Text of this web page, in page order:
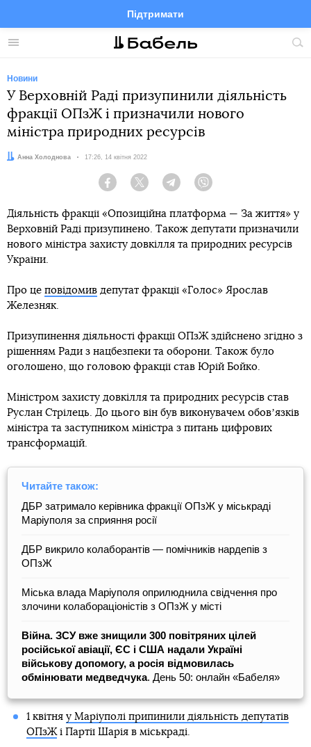
Меню
Підтримати
FacebookTelegramTwitter
Новини
У Верховній Раді призупинили діяльність
фракції ОПзЖ і призначили нового
міністра природних ресурсів
Автор:
Анна Холоднова Дата:
17:26, 14 квітня 2022
Facebook Twitter Telegram
Діяльність фракції «Опозиційна платформа — За життя» у
Верховній Раді призупинено. Також депутати призначили
нового міністра захисту довкілля та природних ресурсів
України.
Про це повідомив депутат фракції «Голос» Ярослав
Железняк.
Призупинення діяльності фракції ОПзЖ здійснено згідно з
рішенням Ради з нацбезпеки та оборони. Також було
оголошено, що головою фракції став Юрій Бойко.
Міністром захисту довкілля та природних ресурсів став
Руслан Стрілець. До цього він був виконувачем обовʼязків
міністра та заступником міністра з питань цифрових
трансформацій.
Читайте також:
ДБР затримало керівника фракції ОПзЖ у міськраді
Маріуполя за сприяння росії
ДБР викрило колаборантів — помічників нардепів з
ОПзЖ
Міська влада Маріуполя оприлюднила свідчення про
злочини колабораціоністів з ОПзЖ у місті
Війна. ЗСУ вже знищили 300 повітряних цілей
російської авіації, ЄС і США надали Україні
військову допомогу, а росія відмовилась
обмінювати медведчука. День 50: онлайн «Бабеля»
1 квітня у Маріуполі припинили діяльність депутатів
ОПзЖі Партії Шарія в міськраді.